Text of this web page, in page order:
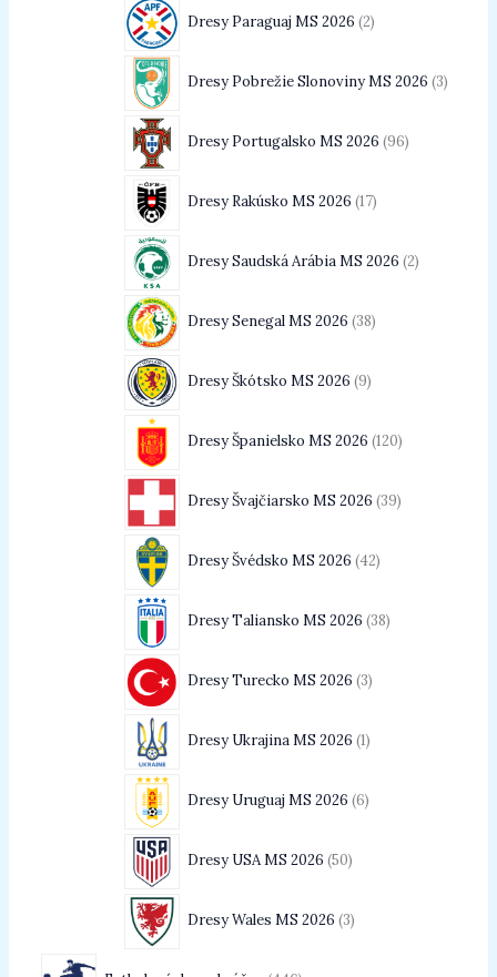
Dresy Paraguaj MS 2026 2
Dresy Pobrežie Slonoviny MS 2026 3
Dresy Portugalsko MS 2026 96
Dresy Rakúsko MS 2026 17
Dresy Saudská Arábia MS 2026 2
Dresy Senegal MS 2026 38
Dresy Škótsko MS 2026 9
Dresy Španielsko MS 2026 120
Dresy Švajčiarsko MS 2026 39
Dresy Švédsko MS 2026 42
Dresy Taliansko MS 2026 38
Dresy Turecko MS 2026 3
Dresy Ukrajina MS 2026 1
Dresy Uruguaj MS 2026 6
Dresy USA MS 2026 50
Dresy Wales MS 2026 3